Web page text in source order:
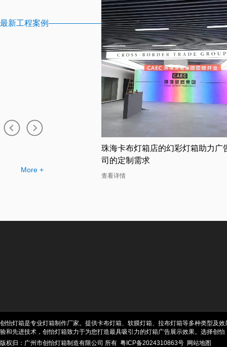
最新工程案例
More +
珠海卡布灯箱店的幻彩灯箱助力广
司的定制需求
查看详情
创怡灯箱是专业灯箱制作厂家。提供卡布灯箱、软膜灯箱、拉布灯箱等多种类型及
验和先进技术，创怡灯箱致力于为您打造最具吸引力的灯箱广告展示效果。选择创怡
版权归：广州市创怡灯箱制造有限公司 所有 粤ICP备2024310863号 网站地图